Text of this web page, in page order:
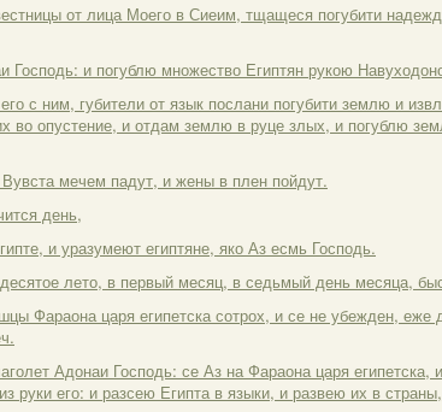
от лица Моего в Сиеим, тщащеся погубити
Господь: и погублю множество Египтян рукою
с ним, губители от язык послани погубити землю и
во опустение, и отдам землю в руце злых, и погублю
мечем падут, и жены в плен пойдут.
день,
и уразумеют египтяне, яко Аз есмь Господь.
лето, в первый месяц, в седьмый день месяца,
Фараона царя египетска сотрох, и се не убежден,
Адонаи Господь: се Аз на Фараона царя
руки его: и разсею Египта в языки, и развею их в